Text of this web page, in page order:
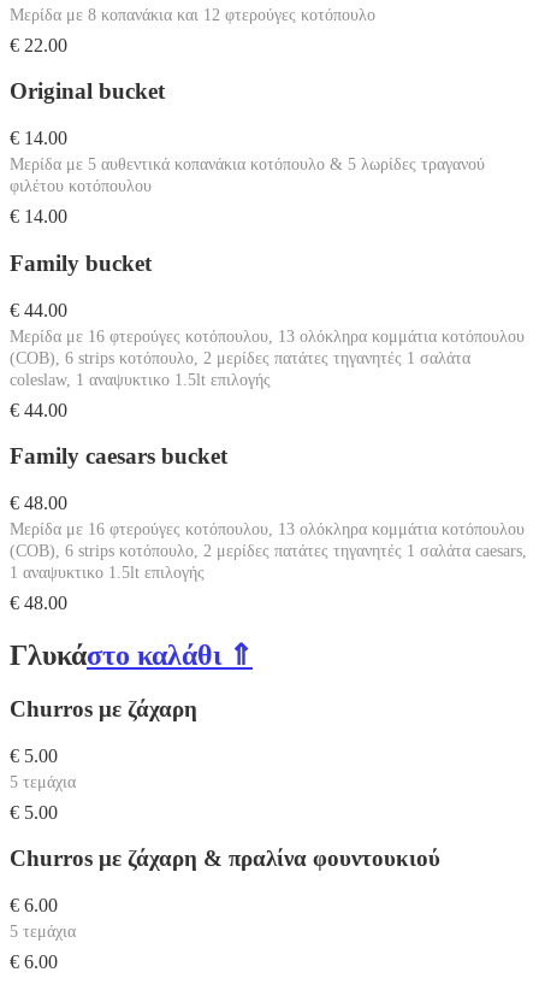
Μερίδα με 8 κοπανάκια και 12 φτερούγες κοτόπουλο
€ 22.00
Original bucket
€ 14.00
Μερίδα με 5 αυθεντικά κοπανάκια κοτόπουλο & 5 λωρίδες τραγανού
φιλέτου κοτόπουλου
€ 14.00
Family bucket
€ 44.00
Μερίδα με 16 φτερούγες κοτόπουλου, 13 ολόκληρα κομμάτια κοτόπουλου
(COB), 6 strips κοτόπουλο, 2 μερίδες πατάτες τηγανητές 1 σαλάτα
coleslaw, 1 αναψυκτικο 1.5lt επιλογής
€ 44.00
Family caesars bucket
€ 48.00
Μερίδα με 16 φτερούγες κοτόπουλου, 13 ολόκληρα κομμάτια κοτόπουλου
(COB), 6 strips κοτόπουλο, 2 μερίδες πατάτες τηγανητές 1 σαλάτα caesars,
1 αναψυκτικο 1.5lt επιλογής
€ 48.00
Γλυκάστο καλάθι ⇑
Churros με ζάχαρη
€ 5.00
5 τεμάχια
€ 5.00
Churros με ζάχαρη & πραλίνα φουντουκιού
€ 6.00
5 τεμάχια
€ 6.00